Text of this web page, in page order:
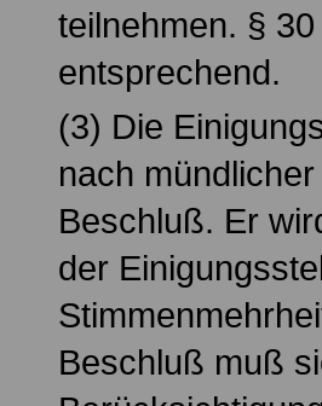
teilnehmen. §
entsprechend.
(3) Die
nach
Beschluß. Er
der
Beschluß muß